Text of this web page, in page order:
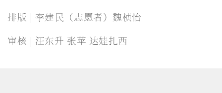
排版 | 李建民（志愿者）魏桢怡
审核 | 汪东升 张苹 达娃扎西